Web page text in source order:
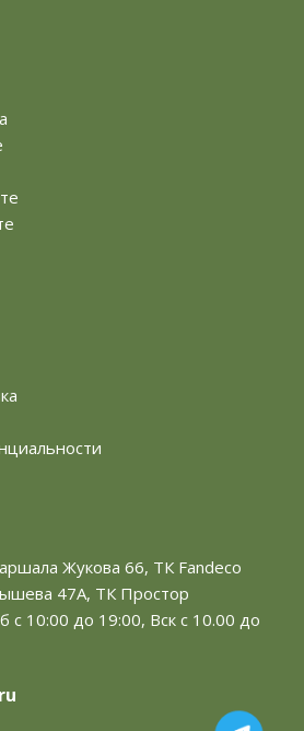
Жукова 66, ТК Fandeco
47А, ТК Простор
10:00 до 19:00, Вск с 10.00 до